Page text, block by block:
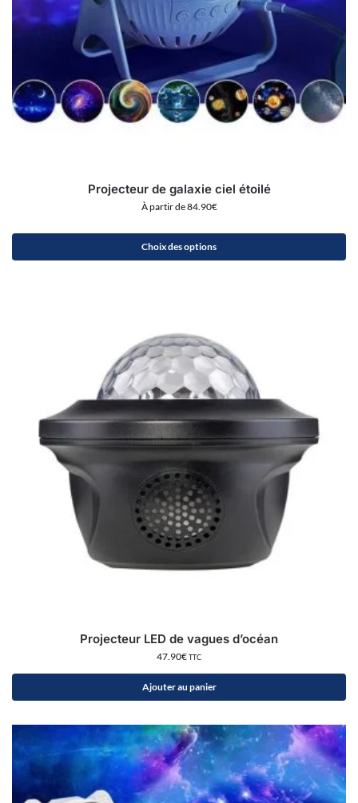
Projecteur de galaxie ciel étoilé
À partir de84.90€
Choix des options
Projecteur LED de vagues d’océan
47.90€TTC
Ajouter au panier